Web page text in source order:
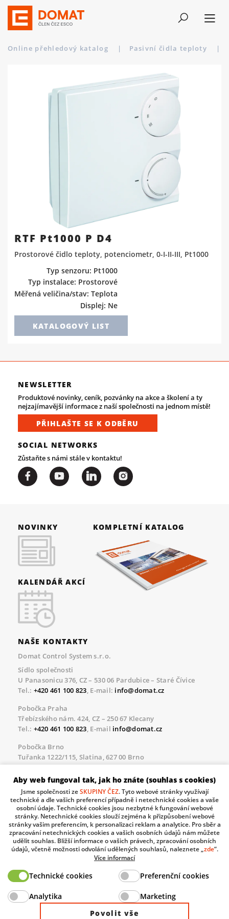
Online přehledový katalog | Pasivní čidla teploty |
RTF Pt1000 P D4
Prostorové čidlo teploty, potenciometr, 0-I-II-III, Pt1000
Typ senzoru: Pt1000
Typ instalace: Prostorové
Měřená veličina/stav: Teplota
Displej: Ne
KATALOGOVÝ LIST
NEWSLETTER
Produktové novinky, ceník, pozvánky na akce a školení a ty
nejzajímavější informace z naší společnosti na jednom místě!
PŘIHLAŠTE SE K ODBĚRU
SOCIAL NETWORKS
Zůstaňte s námi stále v kontaktu!
NOVINKY
KALENDÁŘ AKCÍ
KOMPLETNÍ KATALOG
NAŠE KONTAKTY
Domat Control System s.r.o.
Sídlo společnosti
U Panasonicu 376, CZ – 530 06 Pardubice – Staré Čívice
Tel.: +420 461 100 823, E-mail: info@domat.cz
Pobočka Praha
Třebízského nám. 424, CZ – 250 67 Klecany
Tel.: +420 461 100 823, E-mail info@domat.cz
Pobočka Brno
Tuřanka 1222/115, Slatina, 627 00 Brno
Tel.:+420 461 100 823, E-mailinfo@domat.cz
Servisní linka pro námi realizované akce
Po – Pá 8.30 – 17.00
tel:+420 733 421 878, E-mailservis@domat.cz
Technická podpora:
Tel.:+420 461 100 666 , WhatsApp:+420 603 735 402
Informace o zpracovávaných osobních údajích.
Ministry of Industry and Trade of the Czech Republic
Aby web fungoval tak, jak ho znáte (souhlas s cookies)
Jsme společnosti zeSKUPINY ČEZ. Tyto webové stránky využívají
technické a dle vašich preferencí případně i netechnické cookies a vaše
osobní údaje. Technické cookies jsou nezbytné k fungování webové
stránky. Netechnické cookies slouží zejména k přizpůsobení webové
stránky vašim preferencím, k personalizaci reklam a analytice. Pro sběr a
zpracování netechnických cookies a vašich osobních údajů nám můžete
udělit souhlas. Bližší informace o vašich právech, zpracování osobních
údajů, včetně možnosti odvolání udělených souhlasů, naleznete „zde“.
Více informací
Technické cookies Preferenční cookies
Analytika
Marketing
Povolit vše